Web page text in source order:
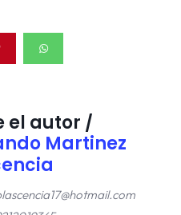
el autor /
Martinez